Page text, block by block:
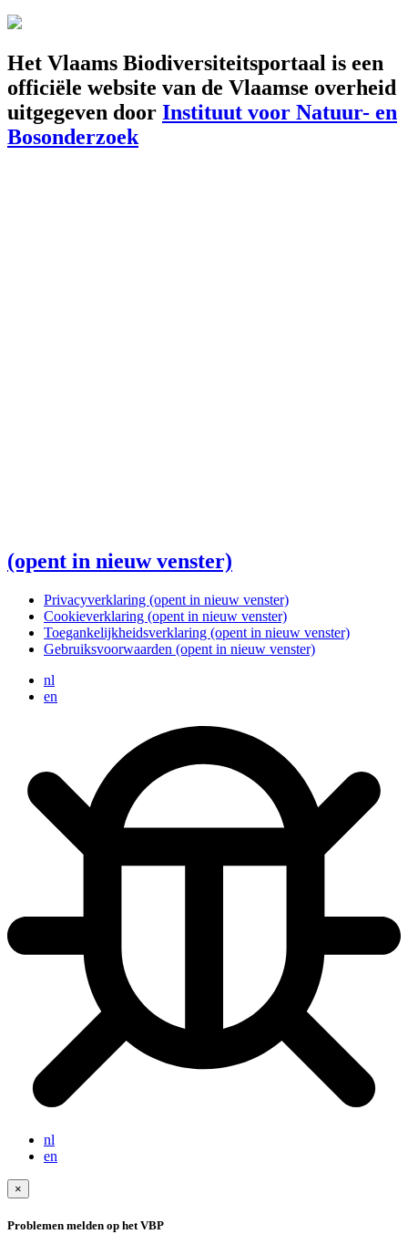
Het Vlaams Biodiversiteitsportaal is een
officiële website van de Vlaamse overheid
uitgegeven door Instituut voor Natuur- en
Bosonderzoek
(opent in nieuw venster)
Privacyverklaring (opent in nieuw venster)
Cookieverklaring (opent in nieuw venster)
Toegankelijkheidsverklaring (opent in nieuw venster)
Gebruiksvoorwaarden (opent in nieuw venster)
nl
en
nl
en
×
Problemen melden op het VBP